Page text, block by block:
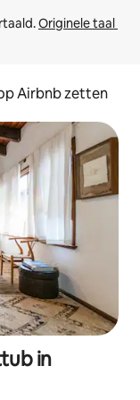
Originele taal
Airbnb zetten
in